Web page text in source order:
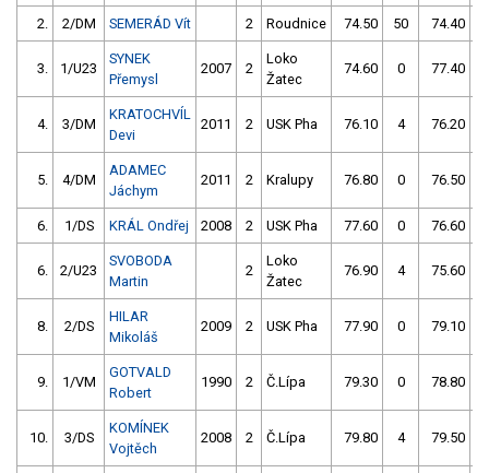
2. 2/DM SEMERÁD Vít 2 Roudnice 74.50 50 74.40
3. 1/U23
SYNEK
Přemysl
2007 2
Loko
Žatec
74.60 0 77.40
4. 3/DM
KRATOCHVÍL
Devi
2011 2 USK Pha 76.10 4 76.20
5. 4/DM
ADAMEC
Jáchym
2011 2 Kralupy 76.80 0 76.50
6. 1/DS KRÁL Ondřej 2008 2 USK Pha 77.60 0 76.60
6. 2/U23
SVOBODA
Martin
2
Loko
Žatec
76.90 4 75.60
8. 2/DS
HILAR
Mikoláš
2009 2 USK Pha 77.90 0 79.10
9. 1/VM
GOTVALD
Robert
1990 2 Č.Lípa 79.30 0 78.80
10. 3/DS
KOMÍNEK
Vojtěch
2008 2 Č.Lípa 79.80 4 79.50